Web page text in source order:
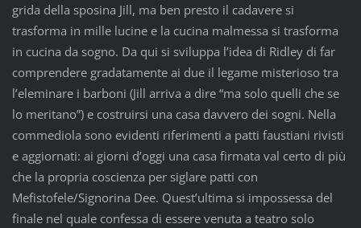
grida della sposina Jill, ma ben presto il cadavere si
trasforma in mille lucine e la cucina malmessa si trasforma
in cucina da sogno. Da qui si sviluppa l’idea di Ridley di far
comprendere gradatamente ai due il legame misterioso tra
l’eleminare i barboni (Jill arriva a dire “ma solo quelli che se
lo meritano”) e costruirsi una casa davvero dei sogni. Nella
commediola sono evidenti riferimenti a patti faustiani rivisti
e aggiornati: ai giorni d’oggi una casa firmata val certo di più
che la propria coscienza per siglare patti con
Mefistofele/Signorina Dee. Quest’ultima si impossessa del
finale nel quale confessa di essere venuta a teatro solo